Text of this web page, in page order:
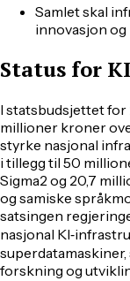
Samlet skal
innovasjon og
Status for
I statsbudsjettet
millioner kroner
styrke nasjonal
i tillegg til 50
Sigma2 og 20,7
og samiske
satsingen
nasjonal
forskning og